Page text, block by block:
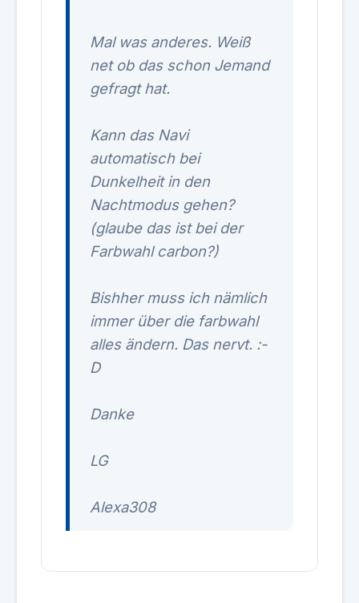
Mal was anderes. Weiß
net ob das schon Jemand
gefragt hat.
Kann das Navi
automatisch bei
Dunkelheit in den
Nachtmodus gehen?
(glaube das ist bei der
Farbwahl carbon?)
Bishher muss ich nämlich
immer über die farbwahl
alles ändern. Das nervt. :-
D
Danke
LG
Alexa308